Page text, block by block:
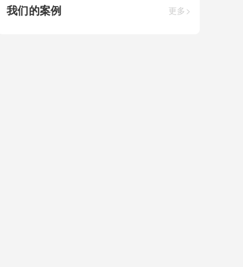
我们的案例 更多>